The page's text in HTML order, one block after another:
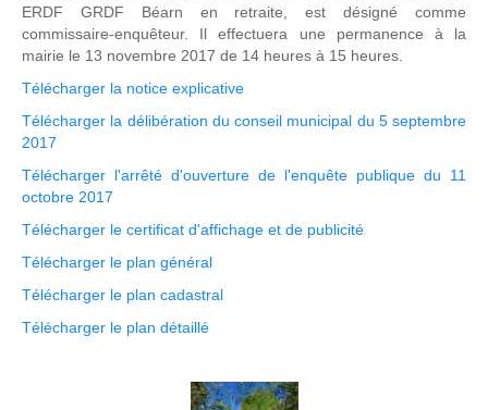
ERDF GRDF Béarn en retraite, est désigné comme
commissaire-enquêteur. Il effectuera une permanence à la
mairie le 13 novembre 2017 de 14 heures à 15 heures.
Télécharger la notice explicative
Télécharger la délibération du conseil municipal du 5 septembre
2017
Télécharger l'arrêté d'ouverture de l'enquête publique du 11
octobre 2017
Télécharger le certificat d'affichage et de publicité
Télécharger le plan général
Télécharger le plan cadastral
Télécharger le plan détaillé